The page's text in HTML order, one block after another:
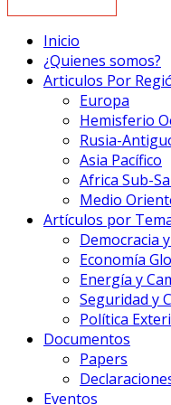
Inicio
¿Quienes somos?
Articulos Por
Europa
Hemisferio
Rusia-
Asia Pacífico
Africa Sub-
Medio
Artículos por
Democracia
Economía
Energía y
Seguridad y
Política
Documentos
Papers
Eventos